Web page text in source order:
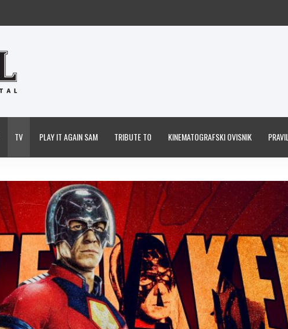
TV PLAY IT AGAIN SAM TRIBUTE TO KINEMATOGRAFSKI OVISNIK